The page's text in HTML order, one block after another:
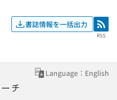
書誌情報を一括出力 RSS
RSS
Language：English